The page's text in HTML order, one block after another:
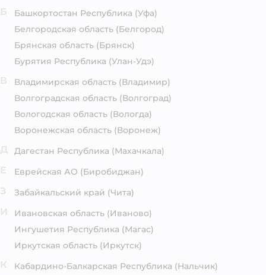
Башкортостан Республика (Уфа)
Белгородская область (Белгород)
Брянская область (Брянск)
Бурятия Республика (Улан-Удэ)
Владимирская область (Владимир)
Волгоградская область (Волгоград)
Вологодская область (Вологда)
Воронежская область (Воронеж)
Дагестан Республика (Махачкала)
Еврейская АО (Биробиджан)
Забайкальский край (Чита)
Ивановская область (Иваново)
Ингушетия Республика (Магас)
Иркутская область (Иркутск)
Кабардино-Балкарская Республика (Нальчик)